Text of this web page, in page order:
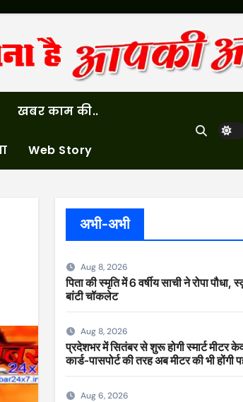
खबर काम की..
Web Story
अभी-अभी
Aug 8, 2026
पिता की स्मृति में 6 वर्षीय साची ने रोपा पौधा,
बांटी चॉकलेट
Aug 8, 2026
प्रदेशभर में सितंबर से शुरू होगी स्मार्ट मीटर
कार्ड-पासपोर्ट की तरह अब मीटर की भी होंगी
Aug 6, 2026